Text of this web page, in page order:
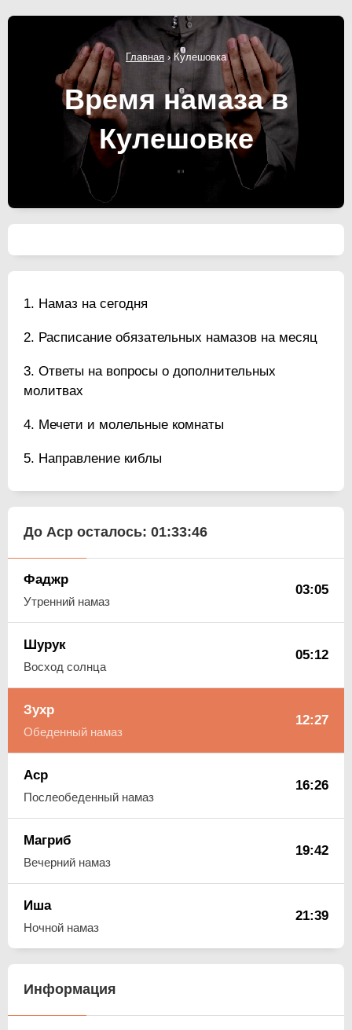
Главная ›Кулешовка
Время намаза в
Кулешовке
Намаз на сегодня
Расписание обязательных намазов на месяц
Ответы на вопросы о дополнительных
молитвах
Мечети и молельные комнаты
Направление киблы
До Аср осталось: 01:33:45
Фаджр
Утренний намаз
03:05
Шурук
Восход солнца
05:12
Зухр
Обеденный намаз
12:27
Аср
Послеобеденный намаз
16:26
Магриб
Вечерний намаз
19:42
Иша
Ночной намаз
21:39
Информация